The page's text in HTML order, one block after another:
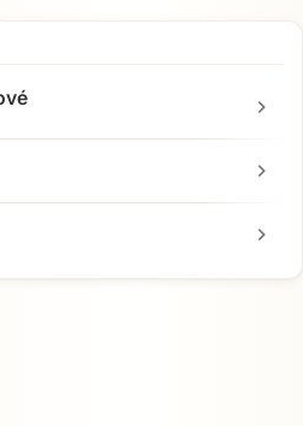
chevron_right
chevron_right
chevron_right